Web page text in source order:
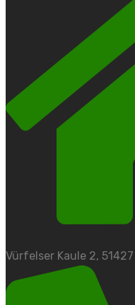
Vürfelser Kaule 2,